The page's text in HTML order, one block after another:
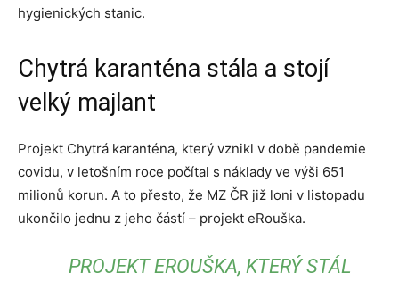
hygienických stanic.
Chytrá karanténa stála a stojí
velký majlant
Projekt Chytrá karanténa, který vznikl v době pandemie
covidu, v letošním roce počítal s náklady ve výši 651
milionů korun. A to přesto, že MZ ČR již loni v listopadu
ukončilo jednu z jeho částí – projekt eRouška.
PROJEKT EROUŠKA, KTERÝ STÁL